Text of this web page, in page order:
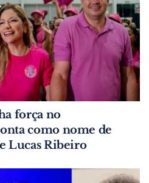
força no
como nome de
Lucas Ribeiro